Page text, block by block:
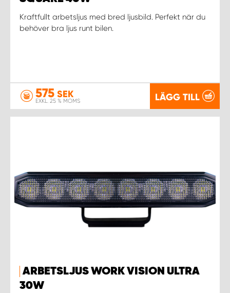
Kraftfullt arbetsljus med bred ljusbild. Perfekt när du
behöver bra ljus runt bilen.
575 SEK
EXKL. 25 % MOMS LÄGG TILL
ARBETSLJUS WORK VISION ULTRA
30W